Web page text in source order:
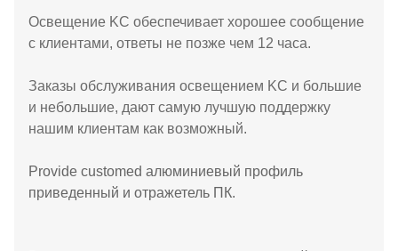
Освещение KC обеспечивает хорошее сообщение
с клиентами, ответы не позже чем 12 часа.
Заказы обслуживания освещением KC и большие
и небольшие, дают самую лучшую поддержку
нашим клиентам как возможный.
Provide customed алюминиевый профиль
приведенный и отражетель ПК.